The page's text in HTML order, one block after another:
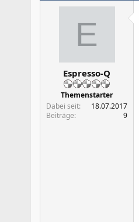
E
Espresso-Q
Themenstarter
Dabei seit
18.07.2017
Beiträge
9